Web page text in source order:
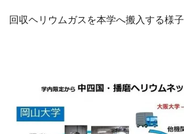
回収ヘリウムガスを本学へ搬入する様子